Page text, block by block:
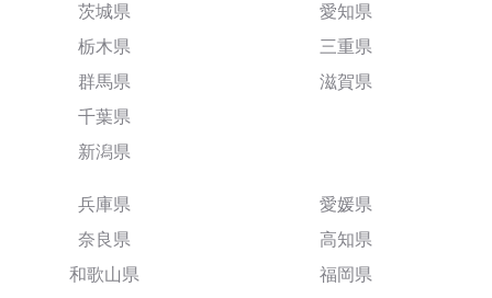
茨城県
栃木県
群馬県
千葉県
新潟県
愛知県
三重県
滋賀県
兵庫県
奈良県
和歌山県
愛媛県
高知県
福岡県